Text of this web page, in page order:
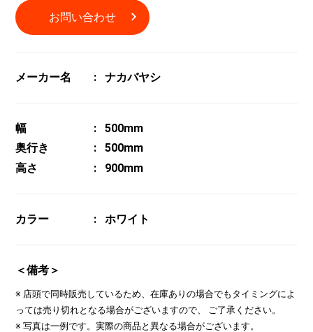
お問い合わせ
メーカー名 ナカバヤシ
幅
500mm
奥行き
500mm
高さ
900mm
カラー ホワイト
＜備考＞
※ 店頭で同時販売しているため、在庫ありの場合でもタイミングによ
っては売り切れとなる場合がございますので、 ご了承ください。
※ 写真は一例です。実際の商品と異なる場合がございます。